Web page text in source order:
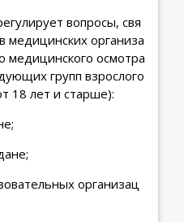
вопросы, свя
медицинских организа
медицинского осмотра
групп взрослого
18 лет и старше):
организац